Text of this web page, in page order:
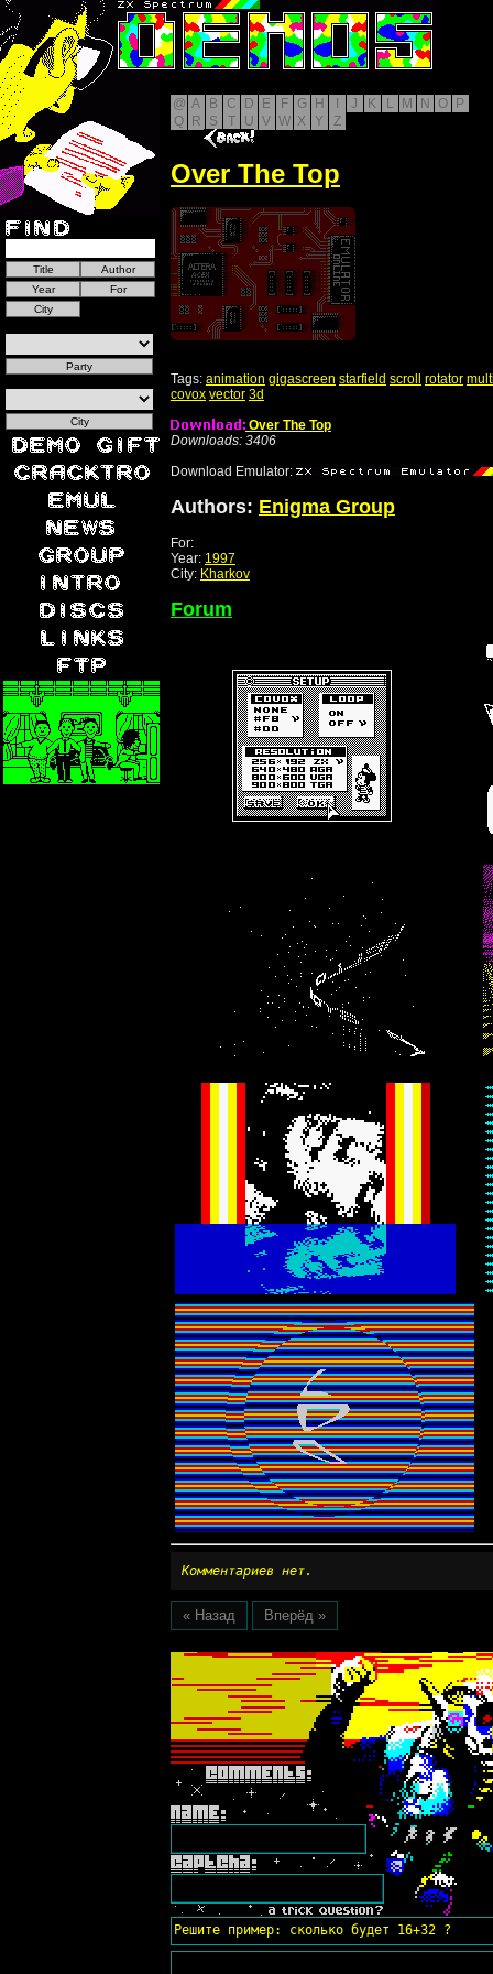
@ A B C D E F G H J K L M N O
P
Q
R S T U V W X Y Z
Over The Top
Tags: animation gigascreen starfield scroll rotator
covox vector 3d
Over The Top
Downloads: 3406
Download Emulator:
Authors: Enigma Group
For:
Year: 1997
City: Kharkov
Forum
Комментариев нет.
« Назад Вперёд »
Решите пример: сколько будет 16+32 ?